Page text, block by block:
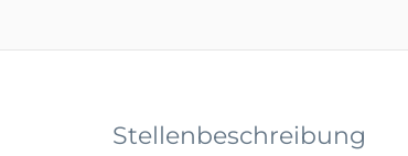
Stellenbeschreibung